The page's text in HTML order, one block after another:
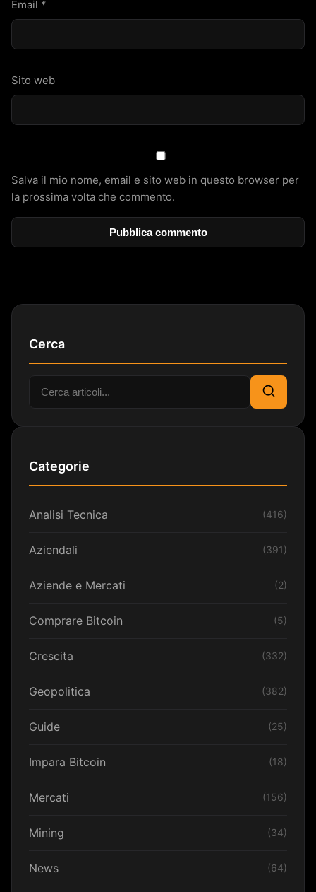
Email *
Sito web
Salva il mio nome, email e sito web in questo browser per
la prossima volta che commento.
Cerca
Cerca:
Cerca
Categorie
Analisi Tecnica (416)
Aziendali (391)
Aziende e Mercati (2)
Comprare Bitcoin (5)
Crescita (332)
Geopolitica (382)
Guide (25)
Impara Bitcoin (18)
Mercati (156)
Mining (34)
News (64)